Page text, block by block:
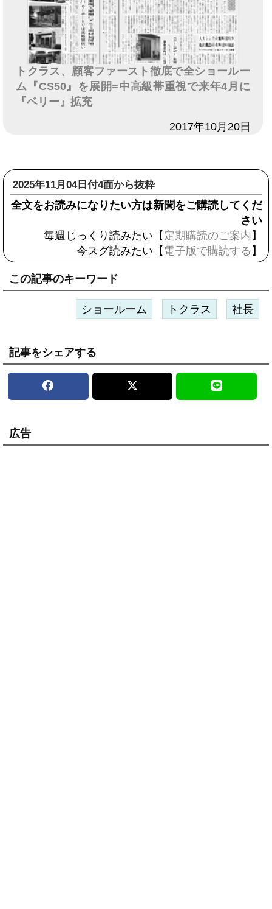
トクラス、顧客ファースト徹底で全ショールー
ム『CS50』を展開=中高級帯重視で来年4月に
『ベリー』拡充
2017年10月20日
2025年11月04日付4面から抜粋
全文をお読みになりたい方は新聞をご購読してくだ
さい
毎週じっくり読みたい【 定期購読のご案内 】
今スグ読みたい【 電子版で購読する 】
この記事のキーワード
ショールーム トクラス 社長
記事をシェアする
広告